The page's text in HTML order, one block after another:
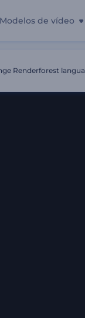
Modelos de vídeo
Renderforest